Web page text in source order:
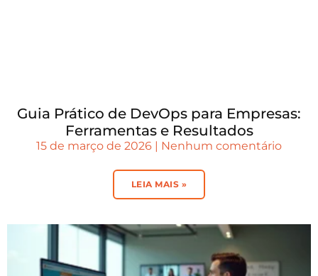
Guia Prático de DevOps para Empresas:
Ferramentas e Resultados
15 de março de 2026 Nenhum comentário
LEIA MAIS »